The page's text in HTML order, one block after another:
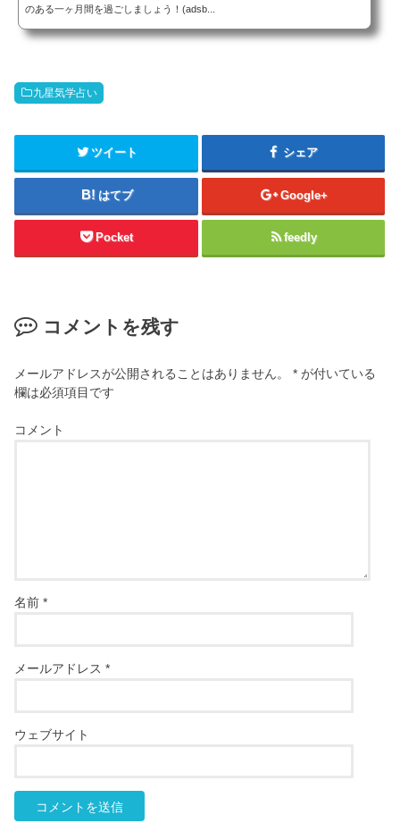
のある一ヶ月間を過ごしましょう！(adsb...
九星気学占い
ツイート シェア
はてブ Google+
Pocket feedly
コメントを残す
メールアドレスが公開されることはありません。 * が付いている
欄は必須項目です
コメント
名前*
メールアドレス*
ウェブサイト